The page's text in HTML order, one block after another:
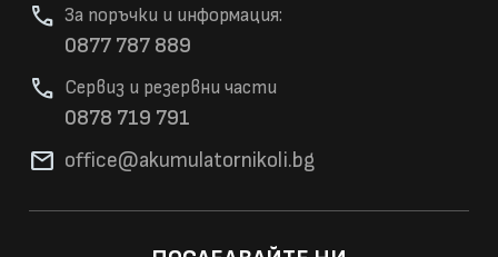
За поръчки и информация:
phone
0877 787 889
Сервиз и резервни части
phone
0878 719 791
mail office@akumulatornikoli.bg